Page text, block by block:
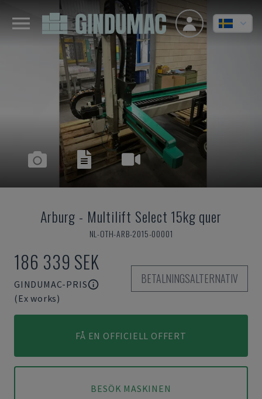
Arburg - Multilift Select 15kg quer
NL-OTH-ARB-2015-00001
186 339 SEK
GINDUMAC-PRIS
(Ex works)
BETALNINGSALTERNATIV
FÅ EN OFFICIELL OFFERT
BESÖK MASKINEN